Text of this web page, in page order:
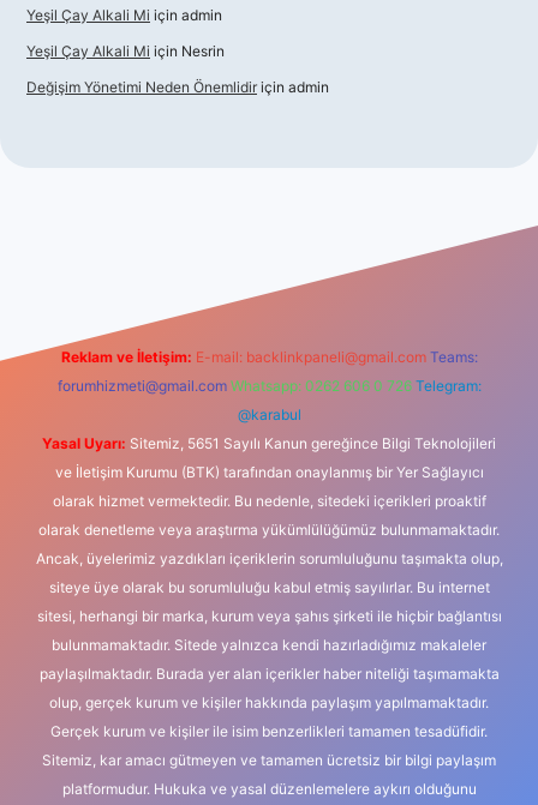
Yeşil Çay Alkali Mi için admin
Yeşil Çay Alkali Mi için Nesrin
Değişim Yönetimi Neden Önemlidir için admin
Reklam ve İletişim: E-mail: backlinkpaneli@gmail.com Teams:
forumhizmeti@gmail.com Whatsapp: 0262 606 0 726 Telegram:
@karabul
Yasal Uyarı: Sitemiz, 5651 Sayılı Kanun gereğince Bilgi Teknolojileri
ve İletişim Kurumu (BTK) tarafından onaylanmış bir Yer Sağlayıcı
olarak hizmet vermektedir. Bu nedenle, sitedeki içerikleri proaktif
olarak denetleme veya araştırma yükümlülüğümüz bulunmamaktadır.
Ancak, üyelerimiz yazdıkları içeriklerin sorumluluğunu taşımakta olup,
siteye üye olarak bu sorumluluğu kabul etmiş sayılırlar. Bu internet
sitesi, herhangi bir marka, kurum veya şahıs şirketi ile hiçbir bağlantısı
bulunmamaktadır. Sitede yalnızca kendi hazırladığımız makaleler
paylaşılmaktadır. Burada yer alan içerikler haber niteliği taşımamakta
olup, gerçek kurum ve kişiler hakkında paylaşım yapılmamaktadır.
Gerçek kurum ve kişiler ile isim benzerlikleri tamamen tesadüfidir.
Sitemiz, kar amacı gütmeyen ve tamamen ücretsiz bir bilgi paylaşım
platformudur. Hukuka ve yasal düzenlemelere aykırı olduğunu